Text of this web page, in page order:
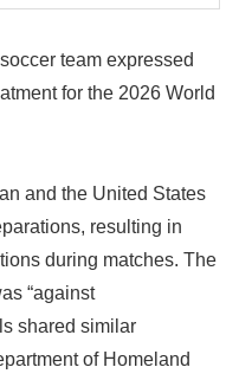
team expressed
for the 2026 World
and the United States
resulting in
during matches. The
“against
shared similar
of Homeland